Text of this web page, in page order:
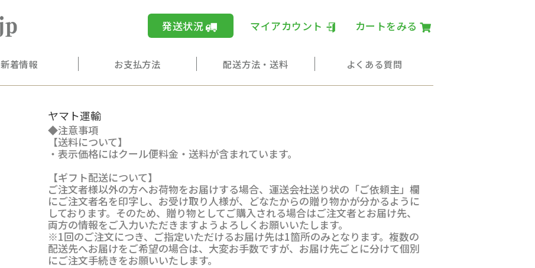
嶽きみ通販.jp 青森県のブランドとうもろこし 嶽きみ通
発送状況 マイアカウント カートをみる
新着情報 お支払方法 配送方法・送料 よくある質問
ヤマト運輸
◆注意事項
【送料について】
・表示価格にはクール便料金・送料が含まれています。
【ギフト配送について】
ご注文者様以外の方へお荷物をお届けする場合、運送会社送り状の「ご依頼主」欄
にご注文者名を印字し、お受け取り人様が、どなたからの贈り物かが分かるように
しております。そのため、贈り物としてご購入される場合はご注文者とお届け先、
両方の情報をご入力いただきますようよろしくお願いいたします。
※1回のご注文につき、ご指定いただけるお届け先は1箇所のみとなります。複数の
配送先へお届けをご希望の場合は、大変お手数ですが、お届け先ごとに分けて個別
にご注文手続きをお願いいたします。